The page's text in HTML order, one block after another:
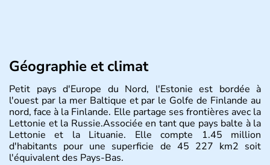
Géographie et climat
Petit pays d'Europe du Nord, l'Estonie est bordée à
l'ouest par la mer Baltique et par le Golfe de Finlande au
nord, face à la Finlande. Elle partage ses frontières avec la
Lettonie et la Russie.Associée en tant que pays balte à la
Lettonie et la Lituanie. Elle compte 1.45 million
d'habitants pour une superficie de 45 227 km2 soit
l'équivalent des Pays-Bas.